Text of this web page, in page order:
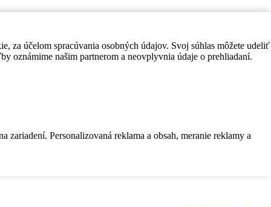
za účelom spracúvania osobných údajov. Svoj súhlas môžete udeliť
oznámime našim partnerom a neovplyvnia údaje o prehliadaní.
Personalizovaná reklama a obsah, meranie reklamy a